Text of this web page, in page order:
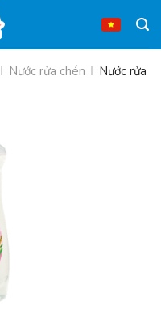
Nước rửa chén Nước rửa